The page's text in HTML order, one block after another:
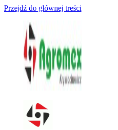
Przejdź do głównej treści